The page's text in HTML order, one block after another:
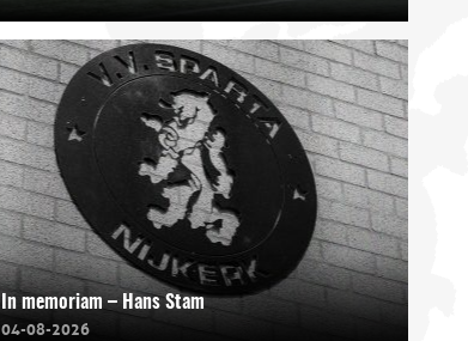
In memoriam – Hans Stam
04-08-2026